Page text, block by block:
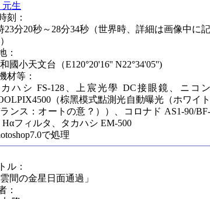
元生
刻：
23分20秒～28分34秒（世界時、詳細は画像中に記
：
國小天文台（E120°20'16'' N22°34'05'')
材等：
カハシ FS-128、上宸光學 DC接眼鏡、ニコン
（棕黑模式點測光自動曝光（ホワイト
ンス：オートの意？））、コロナド AS1-90/BF-
Hαフィルタ、タカハシ EM-500
で処理
ル：
雲間の金星日面通過」
：